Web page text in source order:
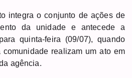
integra o conjunto de ações de
da unidade e antecede a
quinta-feira (09/07), quando
realizam um ato em
agência.